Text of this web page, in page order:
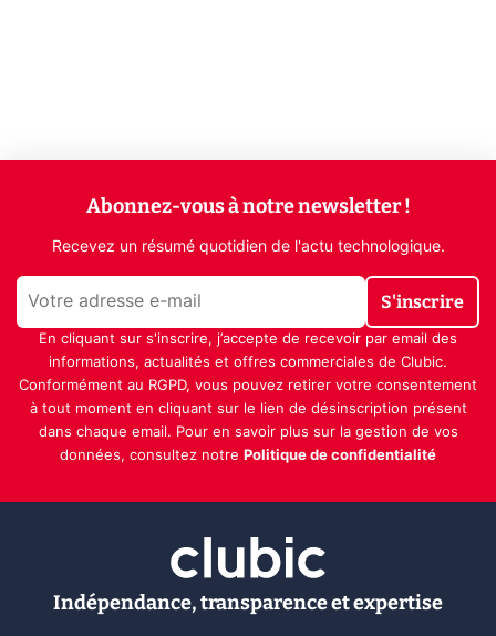
Abonnez-vous à notre newsletter !
Recevez un résumé quotidien de l'actu technologique.
S'inscrire
En cliquant sur s'inscrire, j’accepte de recevoir par email des
informations, actualités et offres commerciales de Clubic.
Conformément au RGPD, vous pouvez retirer votre consentement
à tout moment en cliquant sur le lien de désinscription présent
dans chaque email. Pour en savoir plus sur la gestion de vos
données, consultez notre Politique de confidentialité
Indépendance, transparence et expertise